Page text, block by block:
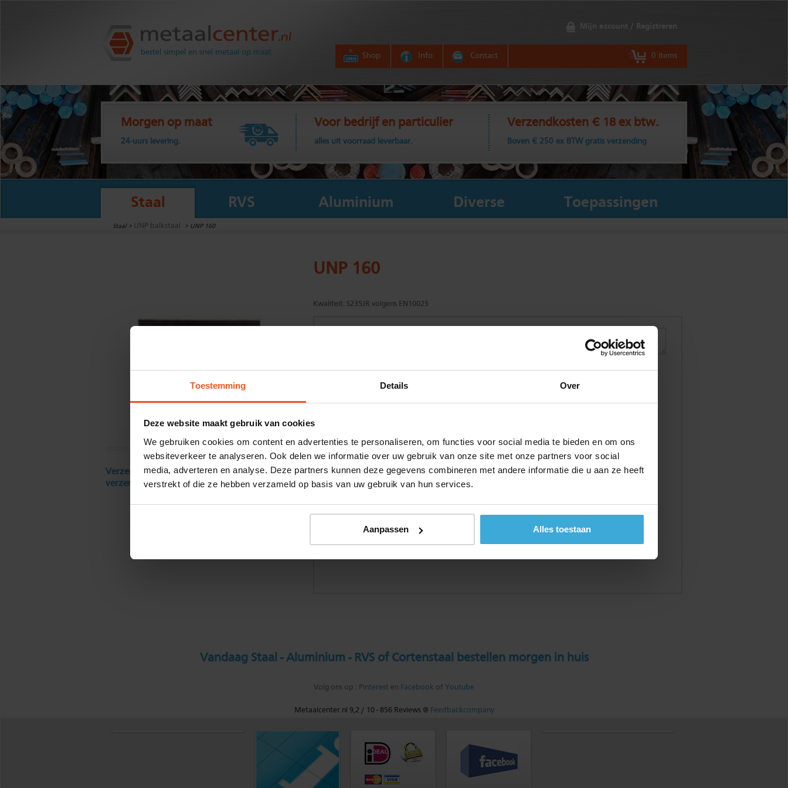
Toestemming Details Over
Deze website maakt gebruik van cookies
We gebruiken cookies om content en advertenties te personaliseren, om functies voor social media te bieden en om ons
websiteverkeer te analyseren. Ook delen we informatie over uw gebruik van onze site met onze partners voor social
media, adverteren en analyse. Deze partners kunnen deze gegevens combineren met andere informatie die u aan ze heeft
verstrekt of die ze hebben verzameld op basis van uw gebruik van hun services.
Aanpassen Alles toestaan
Metaalcenter.nl
bestel simpel en snel metaal op maat
Mijn account / Registreren
Shop Info Contact 0 items
Morgen op maat
24-uurs levering.
Voor bedrijf en particulier
alles uit voorraad leverbaar.
Verzendkosten € 18 ex btw.
Boven € 250 ex BTW gratis verzending
Staal RVS Aluminium Diverse Toepassingen
Staal > UNP balkstaal > UNP 160
Verzendkosten € 18 excl. BTW, gratis
verzending vanaf € 250 excl. BTW
UNP 160
Kwaliteit: S235JR volgens EN10025
Gewenste
mm
Materiaalkosten
0,00
Alle bedragen zijn excl. 21% BTW
Vandaag Staal - Aluminium - RVS of Cortenstaal bestellen morgen in huis
Volg ons op : Pinterest en Facebook of Youtube
Metaalcenter.nl 9,2 / 10 -856 Reviews @ Feedbackcompany